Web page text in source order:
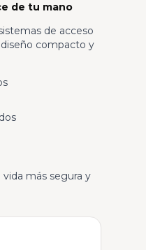
de tu mano
de acceso
diseño compacto y
más segura y